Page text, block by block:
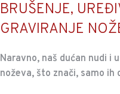
BRUŠENJE,
GRAVIRANJE
Naravno, naš dućan nudi i
noževa, što znači, samo ih